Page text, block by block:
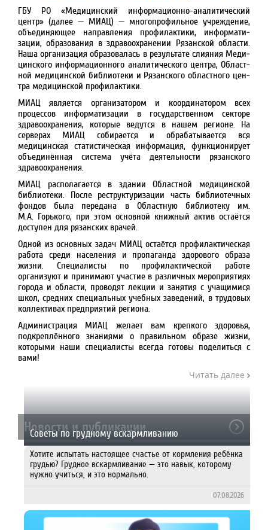
ГБУ РО «Медицинский инфор­ма­цион­но-аналити­ческий
центр» (далее — МИАЦ) — много­профиль­ное учреждение,
объединяю­щее на­прав­ле­ния про­филактики, ин­фор­мати­
зации, обра­зования в здравоохранении Рязан­ской об­лас­ти.
Наша организация обра­зова­лась в результате слияния Меди­
цинского инфор­маци­он­ного анали­тичес­кого центра, Об­ласт­
ной меди­цин­ской библио­теки и Рязан­ского об­ласт­ного цен­
тра меди­цин­ской про­филак­тики.
МИАЦ является организатором и коорди­натором всех
процессов информатизации в госу­дар­ствен­ном секторе
здравоохранения, которые ведутся в нашем регионе. На
серверах МИАЦ собирается и обрабатывается вся
медицинская статистическая информация, функционирует
объединён­ная система учёта деятельности рязанского
здравоохранения.
МИАЦ располагается в здании Областной медицинской
библиотеки. После реструктуризации часть библио­течных
фондов была передана в Областную библиотеку им.
М.А. Горького, при этом основной книжный актив остаётся
доступен для рязанских врачей.
Одной из основных задач МИАЦ остаётся профилактическая
работа среди населения и пропаганда здорового образа
жизни. Специалисты по профилактической работе
организуют и принимают участие в различных мероприятиях
города и области, проводят лекции и занятия с учащимися
школ, средних специальных учебных заведений, в трудовых
коллективах предприятий региона.
Администрация МИАЦ желает вам крепкого здоровья,
подкреплённого знаниями о правильном образе жизни,
которыми наши специалисты всегда готовы поделиться с
вами!
Читать далее
Новости и публикации
Советы по грудному вскармливанию
Хотите испытать настоящее счастье от кормления ребёнка
грудью? Грудное вскармливание — это навык, которому
нужно учиться, и это нормально.
07.08.2026